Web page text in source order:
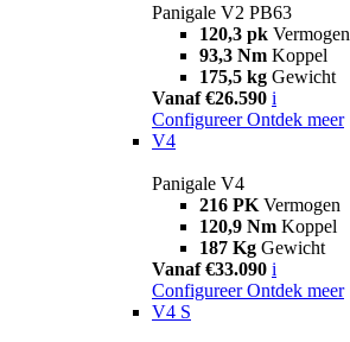
Panigale V2 PB63
120,3 pk Vermogen
93,3 Nm Koppel
175,5 kg Gewicht
Vanaf €26.590 i
Configureer Ontdek meer
V4
Panigale V4
216 PK Vermogen
120,9 Nm Koppel
187 Kg Gewicht
Vanaf €33.090 i
Configureer Ontdek meer
V4 S